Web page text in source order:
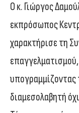
Ο κ. Γιώργος
εκπρόσωπος
χαρακτήρισε τη
υπογραμμίζοντας
διαμεσολαβητή